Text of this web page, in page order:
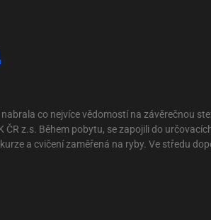
co nejvíce vědomostí na závěrečnou
z.s. Během pobytu, se zapojili do
a cvičení zaměřená na ryby. Ve středu